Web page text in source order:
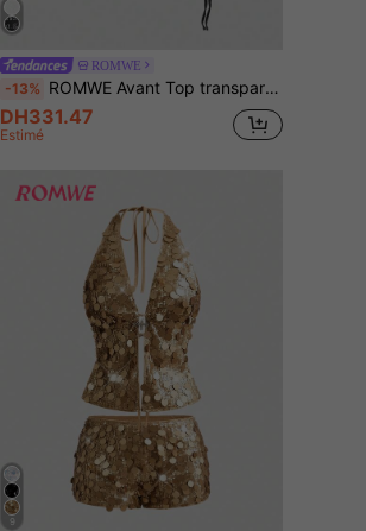
ROMWE
-13% ROMWE Avant Top transparent à manches longues, épaules dénudées, imprimé lettres croix, style rétro Y2K baddie romantique punk pour femmes
DH331.47
Estimé
9